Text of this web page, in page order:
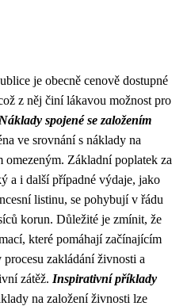
je obecně cenově dostupné
z něj činí lákavou možnost pro
Náklady spojené se založením
ve srovnání s náklady na
omezeným. Základní poplatek za
a i další případné výdaje, jako
listinu, se pohybují v řádu
korun. Důležité je zmínit, že
které pomáhají začínajícím
zakládání živnosti a
zátěž. Inspirativní příklady
na založení živnosti lze